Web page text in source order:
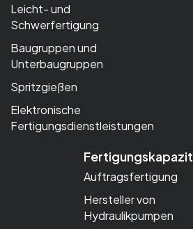
Leicht- und
Schwerfertigung
Baugruppen und
Unterbaugruppen
Spritzgießen
Elektronische
Fertigungsdienstleistungen
Auftragsfertigung
Hersteller von
Hydraulikpumpen